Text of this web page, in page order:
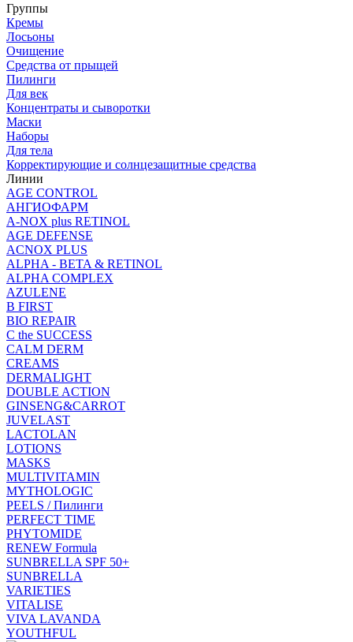
Группы
Кремы
Лосьоны
Очищение
Средства от прыщей
Пилинги
Для век
Концентраты и сыворотки
Маски
Наборы
Для тела
Корректирующие и солнцезащитные средства
Линии
AGE CONTROL
АНГИОФАРМ
A-NOX plus RETINOL
AGE DEFENSE
ACNOX PLUS
ALPHA - BETA & RETINOL
ALPHA COMPLEX
AZULENE
B FIRST
BIO REPAIR
C the SUCCESS
CALM DERM
CREAMS
DERMALIGHT
DOUBLE ACTION
GINSENG&CARROT
JUVELAST
LACTOLAN
LOTIONS
MASKS
MULTIVITAMIN
MYTHOLOGIC
PEELS / Пилинги
PERFECT TIME
PHYTOMIDE
RENEW Formula
SUNBRELLA SPF 50+
SUNBRELLA
VARIETIES
VITALISE
VIVA LAVANDA
YOUTHFUL